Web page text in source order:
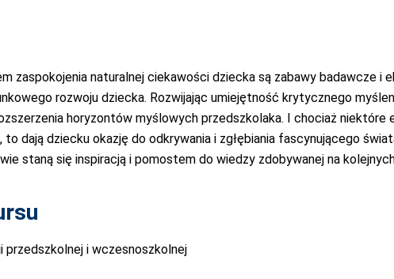
zaspokojenia naturalnej ciekawości dziecka są zabawy badawcze
rozwoju dziecka. Rozwijając umiejętność krytycznego
horyzontów myślowych przedszkolaka. I chociaż
to dają dziecku okazję do odkrywania i zgłębiania fascynującego
staną się inspiracją i pomostem do wiedzy zdobywanej na
przedszkolnej i wczesnoszkolnej